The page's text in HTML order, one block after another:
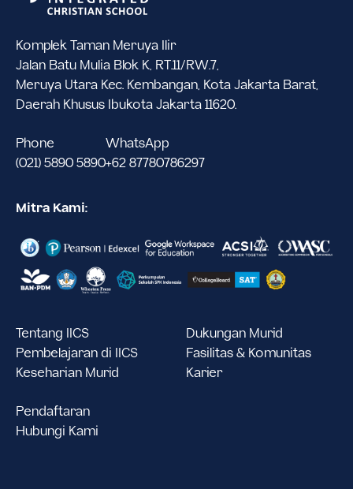
Komplek Taman Meruya Ilir
Jalan Batu Mulia Blok K, RT.11/RW.7,
Meruya Utara Kec. Kembangan, Kota Jakarta Barat,
Daerah Khusus Ibukota Jakarta 11620.
Phone
(021) 5890 5890
WhatsApp
+62 87780786297
Mitra Kami:
Tentang IICS
Pembelajaran di IICS
Keseharian Murid
Dukungan Murid
Fasilitas & Komunitas
Karier
Pendaftaran
Hubungi Kami